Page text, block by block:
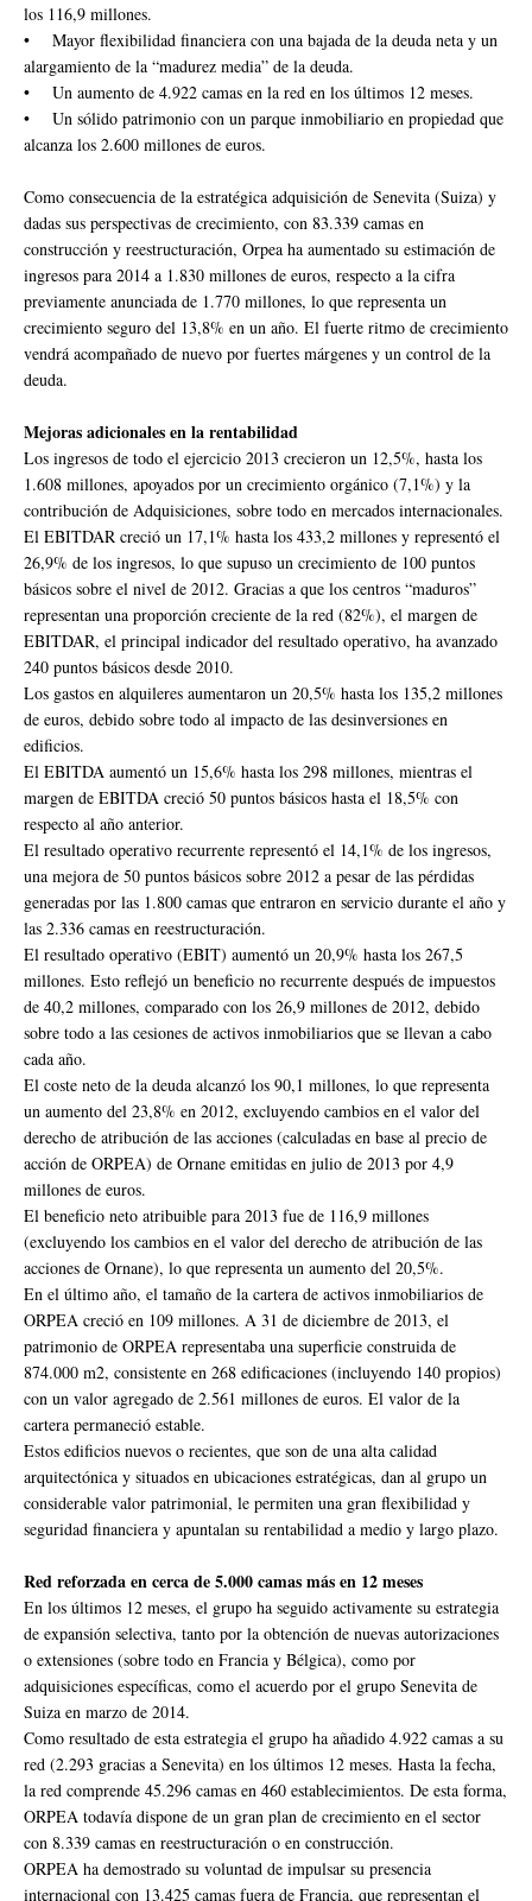
los 116,9 millones.
• Mayor flexibilidad financiera con una bajada de la deuda neta y un
alargamiento de la “madurez media” de la deuda.
• Un aumento de 4.922 camas en la red en los últimos 12 meses.
• Un sólido patrimonio con un parque inmobiliario en propiedad que
alcanza los 2.600 millones de euros.
Como consecuencia de la estratégica adquisición de Senevita (Suiza) y
dadas sus perspectivas de crecimiento, con 83.339 camas en
construcción y reestructuración, Orpea ha aumentado su estimación de
ingresos para 2014 a 1.830 millones de euros, respecto a la cifra
previamente anunciada de 1.770 millones, lo que representa un
crecimiento seguro del 13,8% en un año. El fuerte ritmo de crecimiento
vendrá acompañado de nuevo por fuertes márgenes y un control de la
deuda.
Mejoras adicionales en la rentabilidad
Los ingresos de todo el ejercicio 2013 crecieron un 12,5%, hasta los
1.608 millones, apoyados por un crecimiento orgánico (7,1%) y la
contribución de Adquisiciones, sobre todo en mercados internacionales.
El EBITDAR creció un 17,1% hasta los 433,2 millones y representó el
26,9% de los ingresos, lo que supuso un crecimiento de 100 puntos
básicos sobre el nivel de 2012. Gracias a que los centros “maduros”
representan una proporción creciente de la red (82%), el margen de
EBITDAR, el principal indicador del resultado operativo, ha avanzado
240 puntos básicos desde 2010.
Los gastos en alquileres aumentaron un 20,5% hasta los 135,2 millones
de euros, debido sobre todo al impacto de las desinversiones en
edificios.
El EBITDA aumentó un 15,6% hasta los 298 millones, mientras el
margen de EBITDA creció 50 puntos básicos hasta el 18,5% con
respecto al año anterior.
El resultado operativo recurrente representó el 14,1% de los ingresos,
una mejora de 50 puntos básicos sobre 2012 a pesar de las pérdidas
generadas por las 1.800 camas que entraron en servicio durante el año y
las 2.336 camas en reestructuración.
El resultado operativo (EBIT) aumentó un 20,9% hasta los 267,5
millones. Esto reflejó un beneficio no recurrente después de impuestos
de 40,2 millones, comparado con los 26,9 millones de 2012, debido
sobre todo a las cesiones de activos inmobiliarios que se llevan a cabo
cada año.
El coste neto de la deuda alcanzó los 90,1 millones, lo que representa
un aumento del 23,8% en 2012, excluyendo cambios en el valor del
derecho de atribución de las acciones (calculadas en base al precio de
acción de ORPEA) de Ornane emitidas en julio de 2013 por 4,9
millones de euros.
El beneficio neto atribuible para 2013 fue de 116,9 millones
(excluyendo los cambios en el valor del derecho de atribución de las
acciones de Ornane), lo que representa un aumento del 20,5%.
En el último año, el tamaño de la cartera de activos inmobiliarios de
ORPEA creció en 109 millones. A 31 de diciembre de 2013, el
patrimonio de ORPEA representaba una superficie construida de
874.000 m2, consistente en 268 edificaciones (incluyendo 140 propios)
con un valor agregado de 2.561 millones de euros. El valor de la
cartera permaneció estable.
Estos edificios nuevos o recientes, que son de una alta calidad
arquitectónica y situados en ubicaciones estratégicas, dan al grupo un
considerable valor patrimonial, le permiten una gran flexibilidad y
seguridad financiera y apuntalan su rentabilidad a medio y largo plazo.
Red reforzada en cerca de 5.000 camas más en 12 meses
En los últimos 12 meses, el grupo ha seguido activamente su estrategia
de expansión selectiva, tanto por la obtención de nuevas autorizaciones
o extensiones (sobre todo en Francia y Bélgica), como por
adquisiciones específicas, como el acuerdo por el grupo Senevita de
Suiza en marzo de 2014.
Como resultado de esta estrategia el grupo ha añadido 4.922 camas a su
red (2.293 gracias a Senevita) en los últimos 12 meses. Hasta la fecha,
la red comprende 45.296 camas en 460 establecimientos. De esta forma,
ORPEA todavía dispone de un gran plan de crecimiento en el sector
con 8.339 camas en reestructuración o en construcción.
ORPEA ha demostrado su voluntad de impulsar su presencia
internacional con 13.425 camas fuera de Francia, que representan el